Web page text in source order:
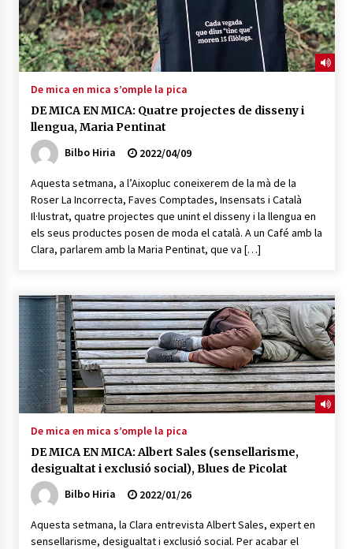
De mica en mica s’omple la pica
DE MICA EN MICA: Quatre projectes de disseny i
llengua, Maria Pentinat
Bilbo Hiria
2022/04/09
Aquesta setmana, a l’Aixopluc coneixerem de la mà de la
Roser La Incorrecta, Faves Comptades, Insensats i Català
Il·lustrat, quatre projectes que unint el disseny i la llengua en
els seus productes posen de moda el català. A un Café amb la
Clara, parlarem amb la Maria Pentinat, que va […]
De mica en mica s’omple la pica
DE MICA EN MICA: Albert Sales (sensellarisme,
desigualtat i exclusió social), Blues de Picolat
Bilbo Hiria
2022/01/26
Aquesta setmana, la Clara entrevista Albert Sales, expert en
sensellarisme, desigualtat i exclusió social. Per acabar el